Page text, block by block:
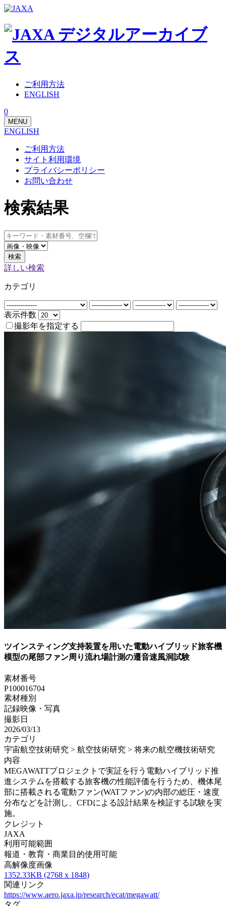
ご利用方法
ENGLISH
0
MENU
ENGLISH
ご利用方法
サイト利用環境
プライバシーポリシー
お問い合わせ
検索結果
検索
詳しい検索
カテゴリ
表示件数
撮影年を指定する
ツインスティング支持装置を用いた電動ハイブリッド旅客機
模型の尾部ファン周り流れ場計測の遷音速風洞試験
素材番号
P100016704
素材種別
記録映像・写真
撮影日
2026/03/13
カテゴリ
宇宙航空技術研究 > 航空技術研究 > 将来の航空機技術研究
内容
MEGAWATTプロジェクトで実証を行う電動ハイブリッド推
進システムを搭載する旅客機の性能評価を行うため、機体尾
部に搭載される電動ファン(WATファン)の内部の総圧・速度
分布などを計測し、CFDによる設計結果を検証する試験を実
施。
クレジット
JAXA
利用可能範囲
報道・教育・商業目的使用可能
高解像度画像
1352.33KB (2768 x 1848)
関連リンク
https://www.aero.jaxa.jp/research/ecat/megawatt/